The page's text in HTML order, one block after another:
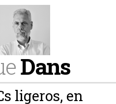
Dans
ligeros, en